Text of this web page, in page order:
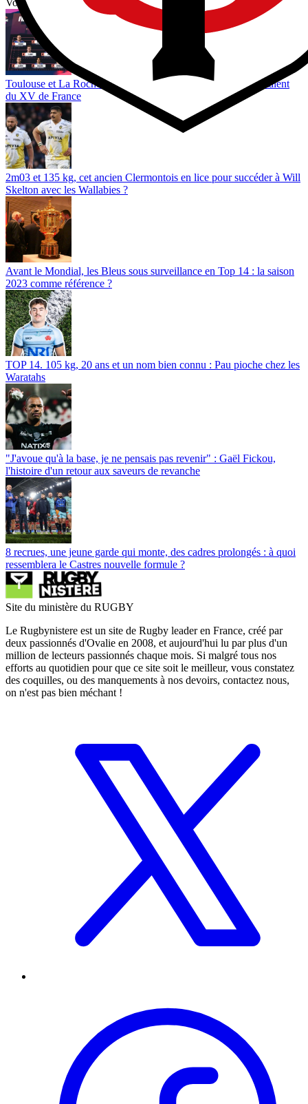
Toulouse et La Rochelle intéressés ? Toulon lorgne aussi ce talent
du XV de France
2m03 et 135 kg, cet ancien Clermontois en lice pour succéder à Will
Skelton avec les Wallabies ?
Avant le Mondial, les Bleus sous surveillance en Top 14 : la saison
2023 comme référence ?
TOP 14. 105 kg, 20 ans et un nom bien connu : Pau pioche chez les
Waratahs
"J'avoue qu'à la base, je ne pensais pas revenir" : Gaël Fickou,
l'histoire d'un retour aux saveurs de revanche
8 recrues, une jeune garde qui monte, des cadres prolongés : à quoi
ressemblera le Castres nouvelle formule ?
Site du ministère du RUGBY
Le Rugbynistere est un site de Rugby leader en France, créé par
deux passionnés d'Ovalie en 2008, et aujourd'hui lu par plus d'un
million de lecteurs passionnés chaque mois. Si malgré tous nos
efforts au quotidien pour que ce site soit le meilleur, vous constatez
des coquilles, ou des manquements à nos devoirs, contactez nous,
on n'est pas bien méchant !